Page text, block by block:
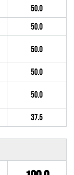
50.0
50.0
50.0
50.0
50.0
37.5